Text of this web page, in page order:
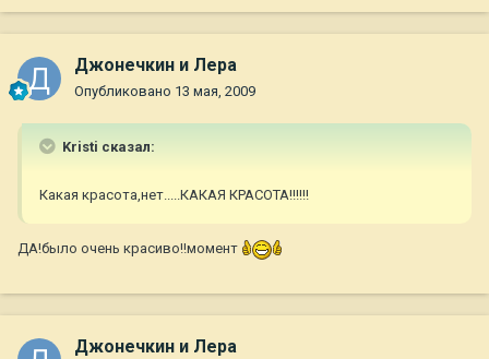
Джонечкин и Лера
Опубликовано 13 мая, 2009
Kristi сказал:
Какая красота,нет.....КАКАЯ КРАСОТА!!!!!!
ДА!было очень красиво!!момент
Джонечкин и Лера